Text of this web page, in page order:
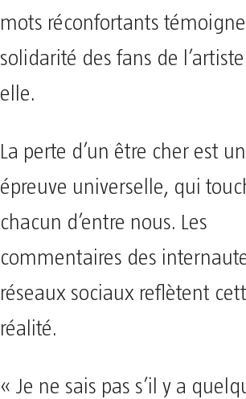
mots réconfortants
solidarité des fans de
elle.
La perte d’un être cher est
épreuve universelle, qui
chacun d’entre nous. Les
commentaires des
réseaux sociaux reflètent
réalité.
« Je ne sais pas s’il y a